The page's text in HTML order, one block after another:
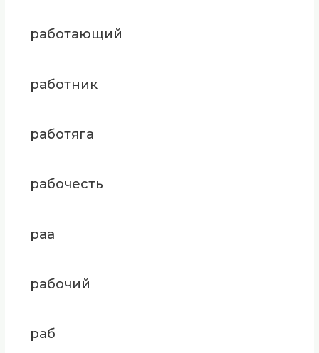
работающий
работник
работяга
рабочесть
раа
рабочий
раб